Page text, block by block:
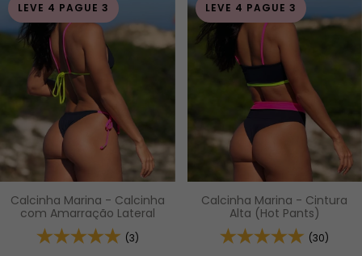
LEVE 4 PAGUE 3
Calcinha Marina - Calcinha
com Amarração Lateral
(3)
LEVE 4 PAGUE 3
Calcinha Marina - Cintura
Alta (Hot Pants)
(30)